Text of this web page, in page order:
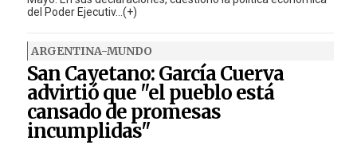
del Poder Ejecutiv...(+)
ARGENTINA-MUNDO
San Cayetano: García Cuerva
advirtió que "el pueblo está
cansado de promesas
incumplidas"